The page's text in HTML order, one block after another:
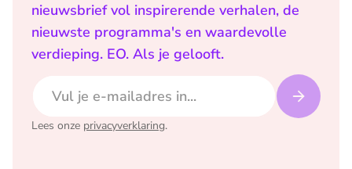
nieuwsbrief vol inspirerende verhalen, de
nieuwste programma's en waardevolle
verdieping. EO. Als je gelooft.
Lees onze privacyverklaring.